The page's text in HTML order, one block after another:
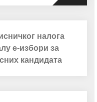
налога
е-избори за
кандидата